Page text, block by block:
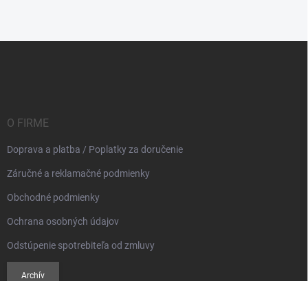
O FIRME
Doprava a platba / Poplatky za doručenie
Záručné a reklamačné podmienky
Obchodné podmienky
Ochrana osobných údajov
Odstúpenie spotrebiteľa od zmluvy
Archív